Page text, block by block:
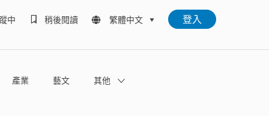
中 稍後閱讀 繁體中文 登入
產業 藝文 其他